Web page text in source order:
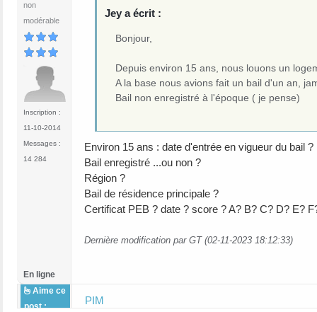
non
modérable
Inscription :
11-10-2014
Messages :
14 284
Jey a écrit :
Bonjour,
Depuis environ 15 ans, nous louons un
A la base nous avions fait un bail d'un an,
Bail non enregistré à l'époque ( je pense)
Environ 15 ans : date d'entrée en vigueur du bail ?
Bail enregistré ...ou non ?
Région ?
Bail de résidence principale ?
Certificat PEB ? date ? score ? A? B? C? D? E?
Dernière modification par GT (02-11-2023 18:12:33)
En ligne
Aime ce
post :
PIM